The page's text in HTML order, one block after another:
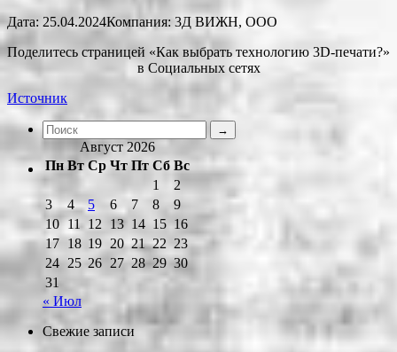
Дата: 25.04.2024Компания: 3Д ВИЖН, ООО
Поделитесь страницей «Как выбрать технологию 3D-печати?»
в Социальных сетях
Источник
Август 2026
Пн Вт Ср Чт Пт Сб Вс
1
2
3
4 5 6 7 8
9
10 11 12 13 14 15 16
17 18 19 20 21 22 23
24 25 26 27 28 29 30
31
« Июл
Свежие записи